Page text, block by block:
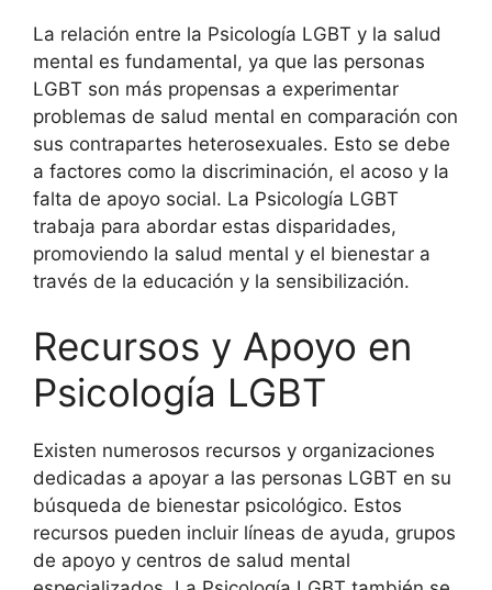
La relación entre la Psicología LGBT y la salud
mental es fundamental, ya que las personas
LGBT son más propensas a experimentar
problemas de salud mental en comparación con
sus contrapartes heterosexuales. Esto se debe
a factores como la discriminación, el acoso y la
falta de apoyo social. La Psicología LGBT
trabaja para abordar estas disparidades,
promoviendo la salud mental y el bienestar a
través de la educación y la sensibilización.
Recursos y Apoyo en
Psicología LGBT
Existen numerosos recursos y organizaciones
dedicadas a apoyar a las personas LGBT en su
búsqueda de bienestar psicológico. Estos
recursos pueden incluir líneas de ayuda, grupos
de apoyo y centros de salud mental